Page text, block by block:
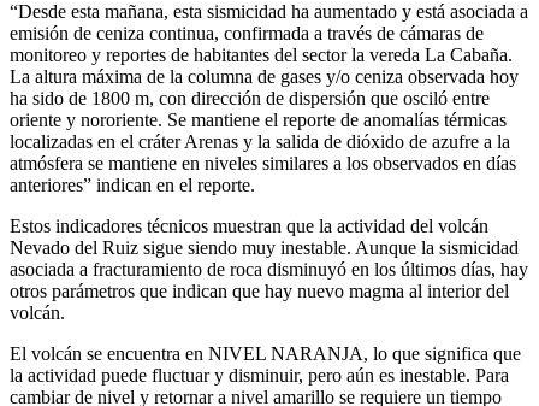
“Desde esta mañana, esta sismicidad ha aumentado y está asociada a
emisión de ceniza continua, confirmada a través de cámaras de
monitoreo y reportes de habitantes del sector la vereda La Cabaña.
La altura máxima de la columna de gases y/o ceniza observada hoy
ha sido de 1800 m, con dirección de dispersión que osciló entre
oriente y nororiente. Se mantiene el reporte de anomalías térmicas
localizadas en el cráter Arenas y la salida de dióxido de azufre a la
atmósfera se mantiene en niveles similares a los observados en días
anteriores” indican en el reporte.
Estos indicadores técnicos muestran que la actividad del volcán
Nevado del Ruiz sigue siendo muy inestable. Aunque la sismicidad
asociada a fracturamiento de roca disminuyó en los últimos días, hay
otros parámetros que indican que hay nuevo magma al interior del
volcán.
El volcán se encuentra en NIVEL NARANJA, lo que significa que
la actividad puede fluctuar y disminuir, pero aún es inestable. Para
cambiar de nivel y retornar a nivel amarillo se requiere un tiempo